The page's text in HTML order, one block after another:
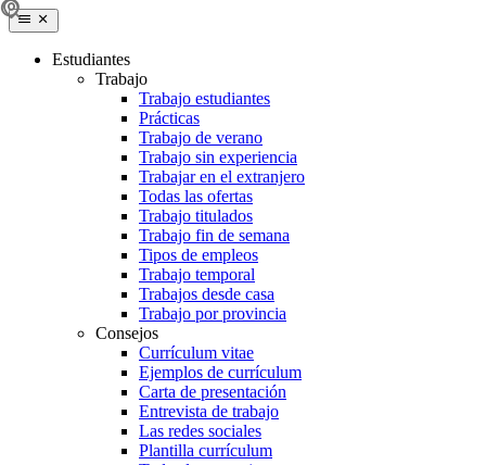
Estudiantes
Trabajo
Trabajo estudiantes
Prácticas
Trabajo de verano
Trabajo sin experiencia
Trabajar en el extranjero
Todas las ofertas
Trabajo titulados
Trabajo fin de semana
Tipos de empleos
Trabajo temporal
Trabajos desde casa
Trabajo por provincia
Consejos
Currículum vitae
Ejemplos de currículum
Carta de presentación
Entrevista de trabajo
Las redes sociales
Plantilla currículum